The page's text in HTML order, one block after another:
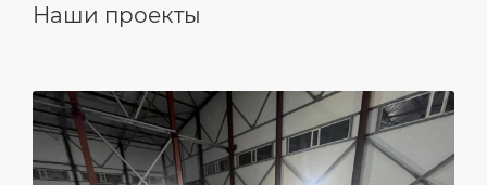
Наши проекты